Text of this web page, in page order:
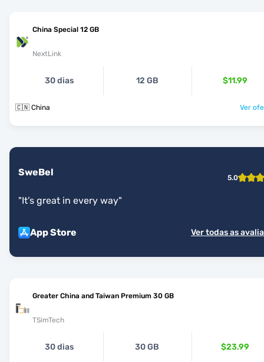
China Special 12 GB
NextLink
30 dias 12 GB $11.99
🇨🇳 China Ver
SweBel 5.0
"It’s great in every way"
App Store Ver todas as
Greater China and Taiwan Premium 30 GB
TSimTech
30 dias 30 GB $23.99